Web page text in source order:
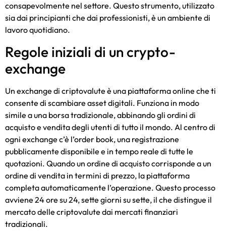
consapevolmente nel settore. Questo strumento, utilizzato
sia dai principianti che dai professionisti, è un ambiente di
lavoro quotidiano.
Regole iniziali di un crypto-
exchange
Un exchange di criptovalute è una piattaforma online che ti
consente di scambiare asset digitali. Funziona in modo
simile a una borsa tradizionale, abbinando gli ordini di
acquisto e vendita degli utenti di tutto il mondo. Al centro di
ogni exchange c’è l’order book, una registrazione
pubblicamente disponibile e in tempo reale di tutte le
quotazioni. Quando un ordine di acquisto corrisponde a un
ordine di vendita in termini di prezzo, la piattaforma
completa automaticamente l’operazione. Questo processo
avviene 24 ore su 24, sette giorni su sette, il che distingue il
mercato delle criptovalute dai mercati finanziari
tradizionali.